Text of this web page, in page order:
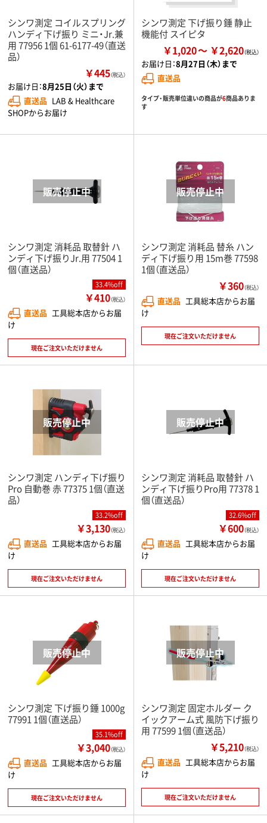
シンワ測定 コイルスプリング
ハンディ下げ振り ミニ・Jr.兼
用 77956 1個 61-6177-49（直送
品）
￥445（税込）
お届け日：8月25日（火）まで
直送品 LAB & Healthcare
SHOPからお届け
シンワ測定 下げ振り錘 静止
機能付 スイピタ
￥1,020 ￥2,620
お届け日：8月27日（木）まで
直送品
タイプ・販売単位違いの商品が6商品ありま
す
シンワ測定 消耗品 取替針 ハ
ンディ下げ振りJr.用 77504 1
個（直送品）
33.4%off
￥410（税込）
直送品 工具総本店からお届
け
現在ご注文いただけません
シンワ測定 消耗品 替糸 ハン
ディ下げ振り用 15m巻 77598
1個（直送品）
￥360（税込）
直送品 工具総本店からお届
け
現在ご注文いただけません
シンワ測定 ハンディ下げ振り
Pro 自動巻 赤 77375 1個（直送
品）
33.2%off
￥3,130（税込）
直送品 工具総本店からお届
け
現在ご注文いただけません
シンワ測定 消耗品 取替針 ハ
ンディ下げ振りPro用 77378 1
個（直送品）
32.6%off
￥600（税込）
直送品 工具総本店からお届
け
現在ご注文いただけません
シンワ測定 下げ振り錘 1000g
77991 1個（直送品）
35.1%off
￥3,040（税込）
直送品 工具総本店からお届
け
現在ご注文いただけません
シンワ測定 固定ホルダー ク
イックアーム式 風防下げ振り
用 77599 1個（直送品）
￥5,210（税込）
直送品 工具総本店からお届
け
現在ご注文いただけません